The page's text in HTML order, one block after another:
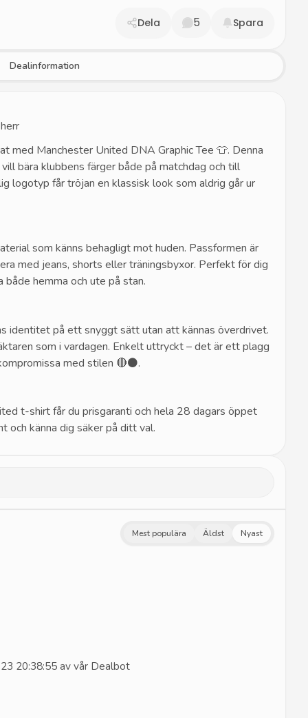
Dela 5 Spara
Dealinformation
med Manchester United DNA Graphic Tee 👕. Denna
bära klubbens färger både på matchdag och till
logotyp får tröjan en klassisk look som aldrig går ur
som känns behagligt mot huden. Passformen är
med jeans, shorts eller träningsbyxor. Perfekt för dig
hemma och ute på stan.
identitet på ett snyggt sätt utan att kännas överdrivet.
som i vardagen. Enkelt uttryckt – det är ett plagg
med stilen 🔴⚫.
t-shirt får du prisgaranti och hela 28 dagars öppet
och känna dig säker på ditt val.
Mest populära Äldst Nyast
20:38:55 av vår Dealbot